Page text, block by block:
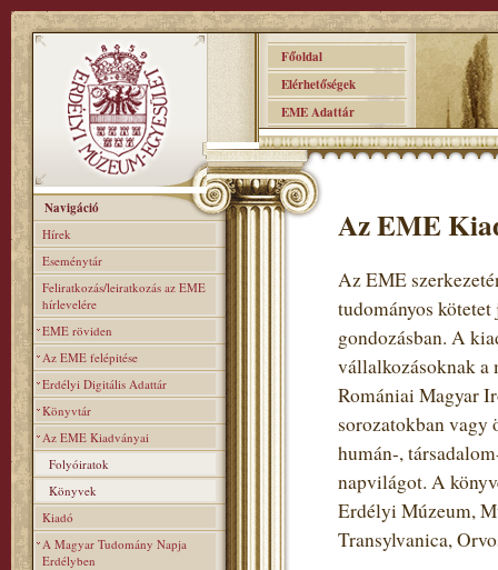
Főoldal
Elérhetőségek
EME Adattár
Navigáció
Hírek
Eseménytár
Feliratkozás/leiratkozás az EME
hírlevelére
EME röviden
Az EME felépitése
Erdélyi Digitális Adattár
Könyvtár
Az EME Kiadványai
Folyóiratok
Könyvek
Kiadó
A Magyar Tudomány Napja
Erdélyben
Az EME
Az EME
tudományos
gondozásban. A
vállalkozásoknak a
Romániai Magyar
sorozatokban vagy
humán-,
napvilágot. A
Erdélyi Múzeum,
Transylvanica,